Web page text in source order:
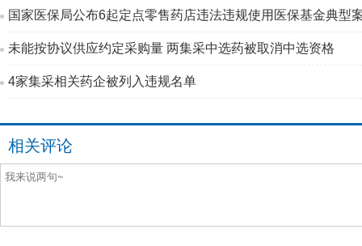
国家医保局公布6起定点零售药店违法违规使用医保基金典型
未能按协议供应约定采购量 两集采中选药被取消中选资格
4家集采相关药企被列入违规名单
相关评论